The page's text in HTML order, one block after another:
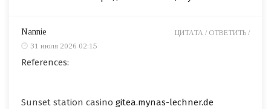
Nannie
31 июля 2026 02:15
References:
Sunset station casino gitea.mynas-lechner.de
ЦИТАТА / ОТВЕТИТЬ /